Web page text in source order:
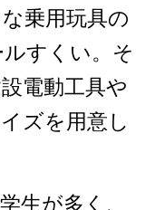
乗用玩具の
すくい。そ
電動工具や
ズを用意し
生が多く、